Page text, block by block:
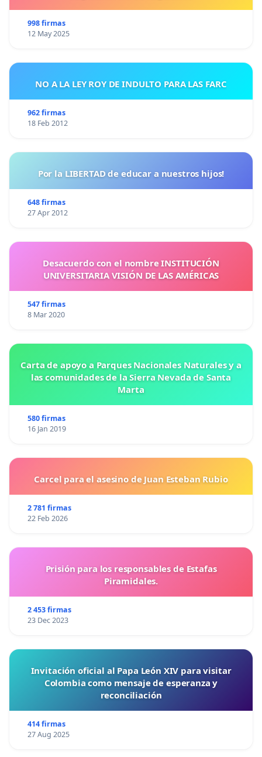
998 firmas
12 May 2025
NO A LA LEY ROY DE INDULTO PARA LAS FARC
962 firmas
18 Feb 2012
Por la LIBERTAD de educar a nuestros hijos!
648 firmas
27 Apr 2012
Desacuerdo con el nombre INSTITUCIÓN
UNIVERSITARIA VISIÓN DE LAS AMÉRICAS
547 firmas
8 Mar 2020
Carta de apoyo a Parques Nacionales Naturales y a
las comunidades de la Sierra Nevada de Santa
Marta
580 firmas
16 Jan 2019
Carcel para el asesino de Juan Esteban Rubio
2 781 firmas
22 Feb 2026
Prisión para los responsables de Estafas
Piramidales.
2 453 firmas
23 Dec 2023
Invitación oficial al Papa León XIV para visitar
Colombia como mensaje de esperanza y
reconciliación
414 firmas
27 Aug 2025